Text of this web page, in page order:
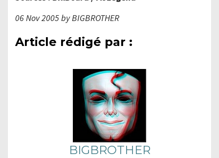
06 Nov 2005 by BIGBROTHER
Article rédigé par :
BIGBROTHER